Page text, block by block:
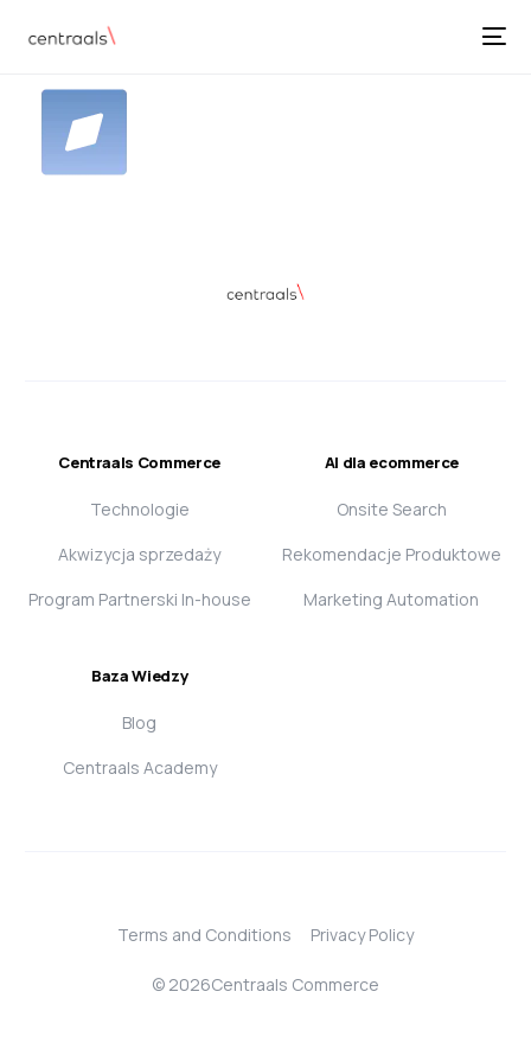
Centraals Commerce
Technologie
Akwizycja sprzedaży
Program Partnerski In-house
AI dla ecommerce
Onsite Search
Rekomendacje Produktowe
Marketing Automation
Baza Wiedzy
Blog
Centraals Academy
© 2026Centraals Commerce
Terms and Conditions Privacy Policy
Login